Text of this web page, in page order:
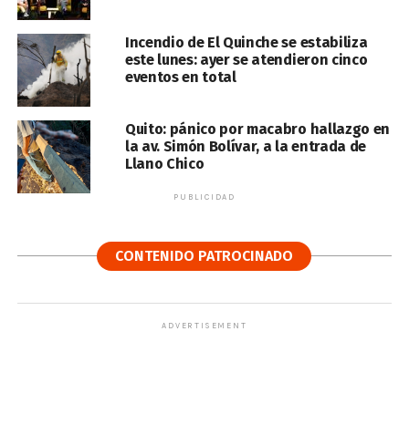
Incendio de El Quinche se estabiliza
este lunes: ayer se atendieron cinco
eventos en total
Quito: pánico por macabro hallazgo en
la av. Simón Bolívar, a la entrada de
Llano Chico
PUBLICIDAD
CONTENIDO PATROCINADO
ADVERTISEMENT